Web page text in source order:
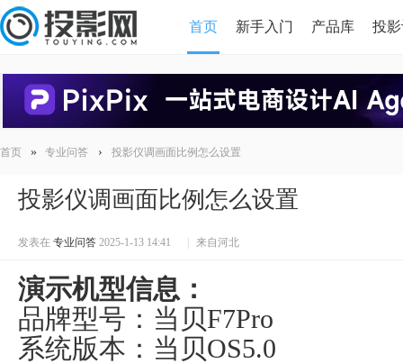
首页 新手入门 产品库 投
HDMI版本对比
首页 » 专业问答 › 投影仪调画面比例怎么设置
投影仪调画面比例怎么设置
发表在 专业问答 2025-1-13 14:41 来自河北
演示机型信息：
品牌型号：当贝F7Pro
系统版本：当贝OS5.0